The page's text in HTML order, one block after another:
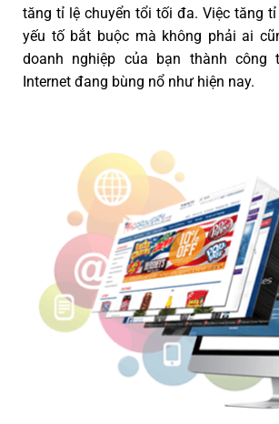
tăng tỉ lệ chuyển tổi tối đa. Việc tăng
yếu tố bắt buộc mà không phải ai
doanh nghiệp của bạn thành công
Internet đang bùng nổ như hiện nay.